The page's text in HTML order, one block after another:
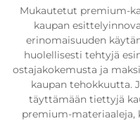
Mukautetut premium-
kaupan
erinomaisuuden
huolellisesti tehtyjä
ostajakokemusta ja
kaupan tehokkuutta.
täyttämään tiettyjä
premium-materiaaleja,